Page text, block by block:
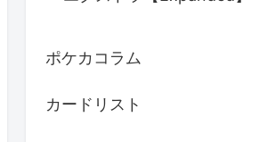
Tournament results
シティリーグ